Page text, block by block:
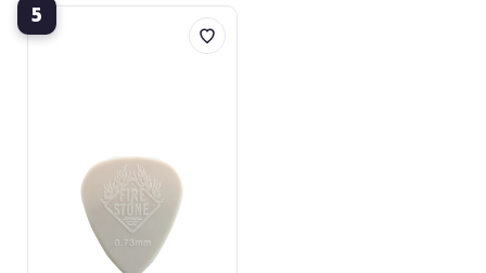
5
Fire&Stone
Pick